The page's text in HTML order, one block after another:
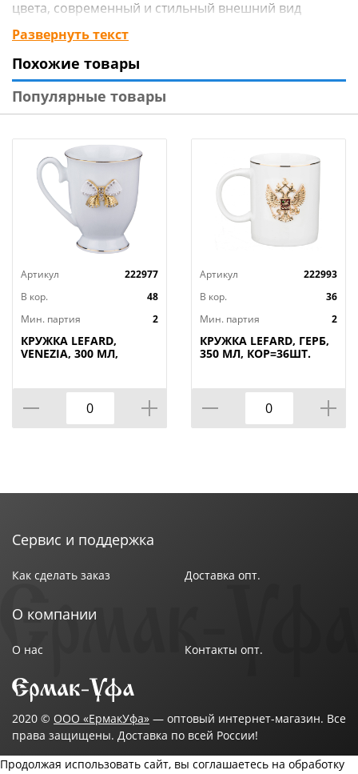
цвета, современный и стильный внешний вид
придадут любому мероприятию элемент
изысканности. Посуда будет красиво смореться при
сервировки стола, чем порадует и гостей, и хозяев
дома. Лаконичный дизайн коллекции добавит
неповторимости вашей кухни и обеденному столу.
использования с пищевыми продуктами.
Развернуть текст
Похожие товары
Популярные товары
Артикул
222977
В кор.
48
Мин. партия
2
КРУЖКА LEFARD,
VENEZIA, 300 МЛ,
Артикул
222993
В кор.
36
Мин. партия
2
КРУЖКА LEFARD, ГЕРБ,
350 МЛ, КОР=36ШТ.
Сервис и поддержка
Как сделать заказ Доставка опт.
О компании
О нас Контакты опт.
2020 © ООО «ЕрмакУфа» — оптовый интернет-магазин. Все
права защищены. Доставка по всей России!
Продолжая использовать сайт, вы соглашаетесь на обработку